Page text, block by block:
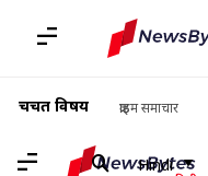
चर्चित विषय क्राइम समाचार
Hindi